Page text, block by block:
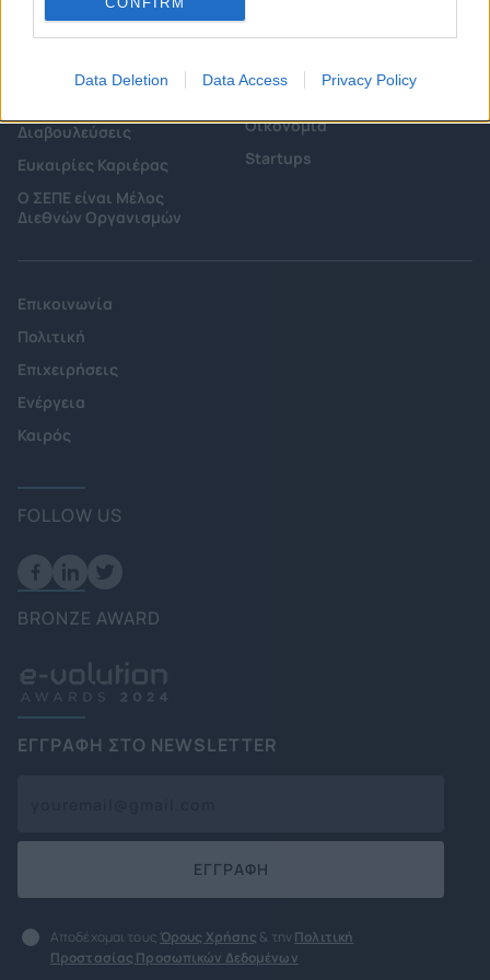
Data Deletion Data Access Privacy Policy
Επιτροπές & Ομάδες
Εκδηλώσεις
Διαβουλεύσεις
Ευκαιρίες Καριέρας
Ο ΣΕΠΕ είναι Μέλος
Διεθνών Οργανισμών
Άρθρα & Συνεντεύξεις
Οικονομία
Startups
Επικοινωνία
Πολιτική
Επιχειρήσεις
Ενέργεια
Καιρός
FOLLOW US
BRONZE AWARD
ΕΓΓΡΑΦΗ ΣΤΟ NEWSLETTER
ΕΓΓΡΑΦΗ
Αποδέχομαι τους Όρους Χρήσης & την Πολιτική
Προστασίας Προσωπικών Δεδομένων